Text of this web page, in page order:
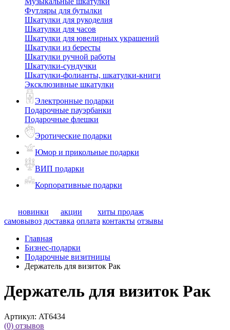
Футляры для бутылки
Шкатулки для рукоделия
Шкатулки для часов
Шкатулки для ювелирных украшений
Шкатулки из бересты
Шкатулки ручной работы
Шкатулки-сундучки
Шкатулки-фолианты, шкатулки-книги
Эксклюзивные шкатулки
Электронные подарки
Подарочные пауэрбанки
Подарочные флешки
Эротические подарки
Юмор и прикольные подарки
ВИП подарки
Корпоративные подарки
новинки акции
хиты продаж
самовывоз доставка оплата контакты отзывы
Главная
Бизнес-подарки
Подарочные визитницы
Держатель для визиток Рак
Держатель для визиток Рак
Артикул: AT6434
(0) отзывов